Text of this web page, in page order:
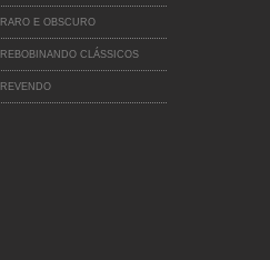
RARO E OBSCURO
REBOBINANDO CLÁSSICOS
REVENDO